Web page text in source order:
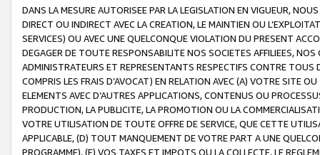
DANS LA MESURE AUTORISEE PAR LA LEGISLATION EN VIGUEUR,
DIRECT OU INDIRECT AVEC LA CREATION, LE MAINTIEN OU
SERVICES) OU AVEC UNE QUELCONQUE VIOLATION DU PRESENT
DEGAGER DE TOUTE RESPONSABILITE NOS SOCIETES AFFILIEES,
ADMINISTRATEURS ET REPRESENTANTS RESPECTIFS CONTRE
COMPRIS LES FRAIS D’AVOCAT) EN RELATION AVEC (A) VOTRE SITE
ELEMENTS AVEC D’AUTRES APPLICATIONS, CONTENUS OU
PRODUCTION, LA PUBLICITE, LA PROMOTION OU LA
VOTRE UTILISATION DE TOUTE OFFRE DE SERVICE, QUE CETTE
APPLICABLE, (D) TOUT MANQUEMENT DE VOTRE PART A UNE
PROGRAMME), (E) VOS TAXES ET IMPOTS OU LA COLLECTE, LE